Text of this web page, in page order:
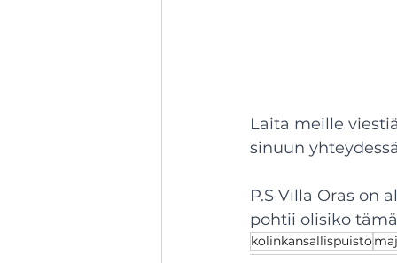
Laita meille
sinuun
P.S Villa Oras on
pohtii olisiko
kolinkansallispuisto